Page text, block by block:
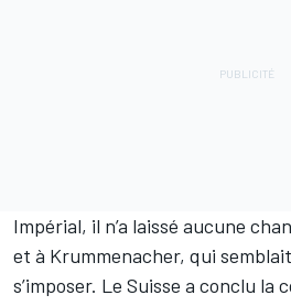
Impérial, il n’a laissé aucune
et à Krummenacher, qui
s’imposer. Le Suisse a conclu la